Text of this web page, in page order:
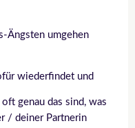
Ängsten umgehen
wiederfindet und
genau das sind, was
/ deiner Partnerin